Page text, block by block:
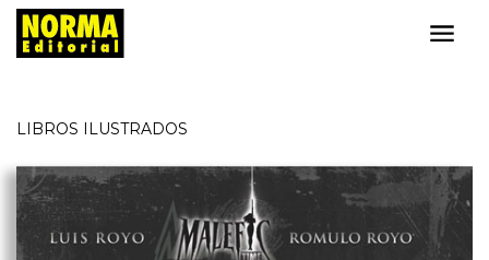
LIBROS ILUSTRADOS